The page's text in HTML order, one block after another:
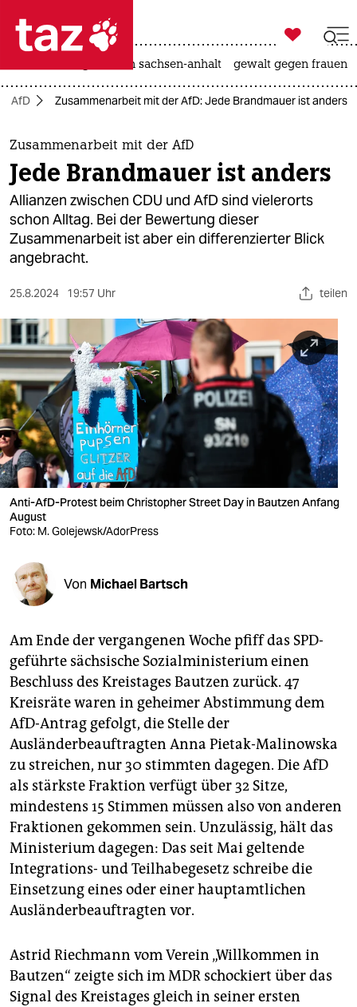
 taz zahl ich
taz zahl ich
themen
politik
öko
gesellschaft
kultur
sport
berlin
nord
wahrheit
verlag
verlag
veranstaltungen
shop
fragen & hilfe
abo
genossenschaft
epaper login

taz zahl ich
landtagswahl in sachsen-anhalt gewalt gegen frauen
AfD Zusammenarbeit mit der AfD: Jede Brandmauer ist anders
Zusammenarbeit mit der AfD
Jede Brandmauer ist anders
Allianzen zwischen CDU und AfD sind vielerorts
schon Alltag. Bei der Bewertung dieser
Zusammenarbeit ist aber ein differenzierter Blick
angebracht.
25.8.2024 19:57 Uhr teilen
Anti-AfD-Protest beim Christopher Street Day in Bautzen Anfang
August
Foto: M. Golejewsk/AdorPress
Von Michael Bartsch
Am Ende der vergangenen Woche pfiff das SPD-
geführte sächsische Sozialministerium einen
Beschluss des Kreistages Bautzen zurück. 47
Kreisräte waren in geheimer Abstimmung dem
AfD-Antrag gefolgt, die Stelle der
Ausländerbeauftragten Anna Pietak-Malinowska
zu streichen, nur 30 stimmten dagegen. Die AfD
als stärkste Fraktion verfügt über 32 Sitze,
mindestens 15 Stimmen müssen also von anderen
Fraktionen gekommen sein. Unzulässig, hält das
Ministerium dagegen: Das seit Mai geltende
Integrations- und Teilhabegesetz schreibe die
Einsetzung eines oder einer hauptamtlichen
Ausländerbeauftragten vor.
Astrid Riechmann vom Verein „Willkommen in
Bautzen“ zeigte sich im MDR schockiert über das
Signal des Kreistages gleich in seiner ersten